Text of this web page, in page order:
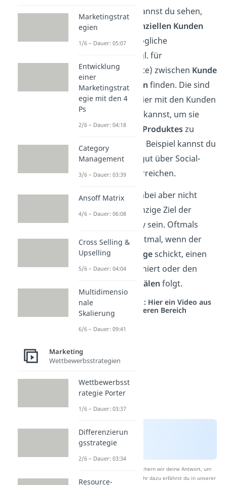
Auf dieser Map kannst du sehen,
wie sich die
potenziellen Kunden
verhalten und mögliche
(engl. für
Berührungspunkte) zwischen Kunde
und Unternehmen finden. Die sind
wichtig, weil du hier mit den Kunden
in Kontakt treten kannst, um sie
vomKauf deines Produkteszu
überzeugen. Zum Beispiel kannst du
jüngere Kunden gut über Social-
Media-Beiträge erreichen.
DerKaufmuss dabei aber nicht
unbedingt das einzige Ziel der
Customer Journey sein. Oftmals
reicht es auch erstmal, wenn der
Kunde eine
Anfrageschickt, einen
Newsletterabonniert oder den
Social-Media-Kanälen folgt.
Studyflix vernetzt: Hier ein Video aus
einem anderen Bereich
Nach Beantwortung speichern wir deine Antwort, um
Studyflix zu verbessern. Mehr dazu erfährst du in unserer
Marketingstrat
egien
1/6 – Dauer: 05:07
Entwicklung
einer
Marketingstrat
egie mit den 4
Ps
2/6 – Dauer: 04:18
Category
Management
3/6 – Dauer: 03:39
Ansoff Matrix
4/6 – Dauer: 06:08
Cross Selling &
Upselling
5/6 – Dauer: 04:04
Multidimensio
nale
Skalierung
6/6 – Dauer: 09:41
Marketing
Wettbewerbsstrategien
Wettbewerbsst
rategie Porter
1/6 – Dauer: 03:37
Differenzierun
gsstrategie
2/6 – Dauer: 03:34
Resource-